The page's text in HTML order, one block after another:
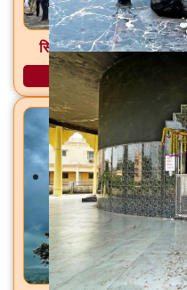
सिद्धेश्वर महादेव मंदिर पाल,